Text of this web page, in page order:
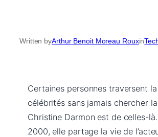
Written byArthur Benoit Moreau Rouxin
Certaines personnes traversent
célébrités sans jamais chercher
Christine Darmon est de celles-
2000, elle partage la vie de